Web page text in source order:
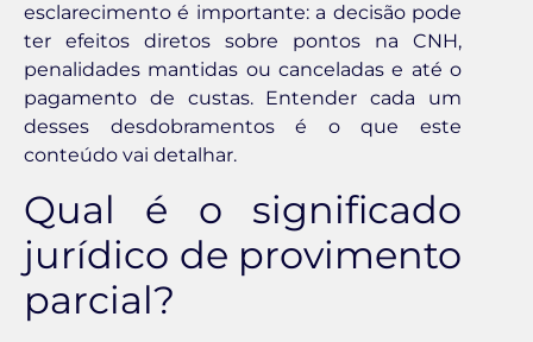
esclarecimento é importante: a decisão pode
ter efeitos diretos sobre pontos na CNH,
penalidades mantidas ou canceladas e até o
pagamento de custas. Entender cada um
desses desdobramentos é o que este
conteúdo vai detalhar.
Qual é o significado
jurídico de provimento
parcial?